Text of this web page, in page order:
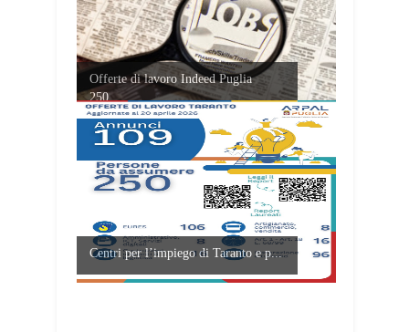
Offerte di lavoro Indeed Puglia
250...
Centri per l’impiego di Taranto e p...